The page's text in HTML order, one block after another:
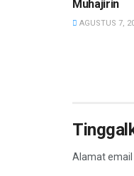
Muhajirin
AGUSTUS 7,
Alamat email